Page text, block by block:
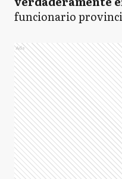
funcionario
Ads